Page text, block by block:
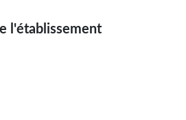
l'établissement